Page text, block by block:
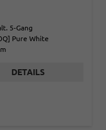
5-Gang
Pure White
DETAILS